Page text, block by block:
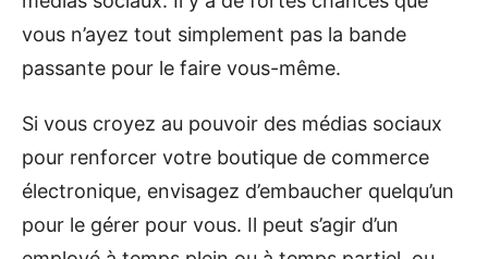
vous n’ayez tout simplement pas la bande
passante pour le faire vous-même.
Si vous croyez au pouvoir des médias sociaux
pour renforcer votre boutique de commerce
électronique, envisagez d’embaucher quelqu’un
pour le gérer pour vous. Il peut s’agir d’un